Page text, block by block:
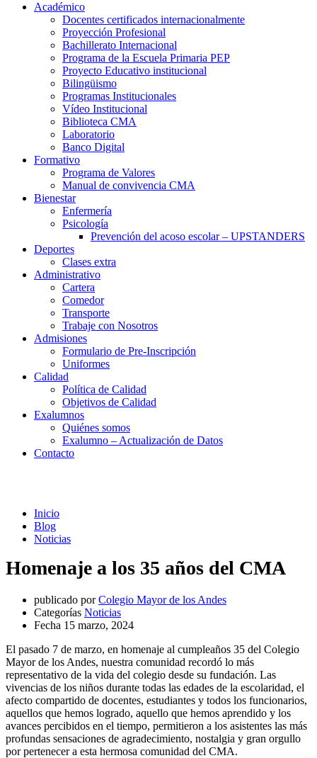
Académico
Docentes certificados internacionalmente
Proyección Profesional
Bachillerato Internacional
Programa de la Escuela Primaria PEP
Proyecto Educativo institucional
Bilingüismo
Programas Institucionales
Vídeo Institucional
Biblioteca CMA
Laboratorio
Banco Digital
Formativo
Programa de Valores
Manual de convivencia CMA
Bienestar
Enfermería
Psicología
Prevención del acoso escolar – UPSTANDERS
Deportes
Clases extra
Administrativo
Cartera
Comedor
Transporte
Trabaje con Nosotros
Admisiones
Formulario de Pre-Inscripción
Uniformes
Calidad
Política de Calidad
Objetivos de Calidad
Exalumnos
Quiénes somos
Exalumno – Actualización de Datos
Contacto
Inicio
Blog
Noticias
Homenaje a los 35 años del CMA
publicado por Colegio Mayor de los Andes
Categorías Noticias
Fecha 15 marzo, 2024
El pasado 7 de marzo, en homenaje al cumpleaños 35 del Colegio
Mayor de los Andes, nuestra comunidad recordó lo más
representativo de la vida del colegio desde su fundación. Las
vivencias de los niños durante todas las edades de la escolaridad, el
afecto compartido de docentes, estudiantes y todos los funcionarios,
aquellos que hemos logrado, aquello que hemos aprendido y los
avances percibidos en el tiempo, permitieron a los asistentes las más
profundas sensaciones de agradecimiento, nostalgia y gran orgullo
por pertenecer a esta hermosa comunidad del CMA.